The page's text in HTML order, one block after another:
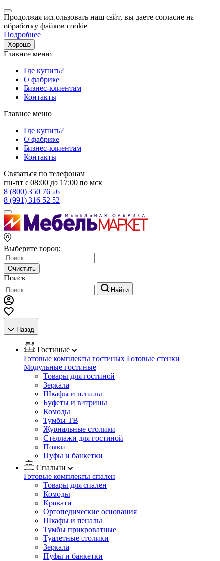
Продолжая использовать наш сайт, вы даете согласие на
обработку файлов cookie.
Подробнее
Хорошо
Главное меню
Где купить?
О фабрике
Бизнес-клиентам
Контакты
Главное меню
Где купить?
О фабрике
Бизнес-клиентам
Контакты
Связаться по телефонам
пн-пт с 08:00 до 17:00 по мск
8 (800) 350 76 26
8 (991) 316 52 52
Выберите город:
Очистить
Поиск
Найти
Назад
Гостиные
Готовые комплекты гостиных Готовые стенки
Модульные гостиные
Товары для гостиной
Зеркала
Шкафы и пеналы
Буфеты и витрины
Комоды
Тумбы ТВ
Журнальные столики
Стеллажи для гостиной
Полки
Пуфы и банкетки
Спальни
Готовые комплекты спален
Товары для спален
Комоды
Кровати
Ортопедические основания
Шкафы и пеналы
Тумбы прикроватные
Туалетные столики
Зеркала
Пуфы и банкетки